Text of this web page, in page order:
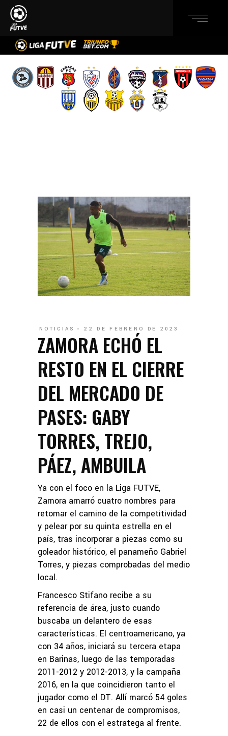
NOTICIAS 22 DE FEBRERO DE 2023
ZAMORA ECHÓ EL
RESTO EN EL CIERRE
DEL MERCADO DE
PASES: GABY
TORRES, TREJO,
PÁEZ, AMBUILA
Ya con el foco en la Liga FUTVE,
Zamora amarró cuatro nombres para
retomar el camino de la competitividad
y pelear por su quinta estrella en el
país, tras incorporar a piezas como su
goleador histórico, el panameño Gabriel
Torres, y piezas comprobadas del medio
local.
Francesco Stifano recibe a su
referencia de área, justo cuando
buscaba un delantero de esas
características. El centroamericano, ya
con 34 años, iniciará su tercera etapa
en Barinas, luego de las temporadas
2011-2012 y 2012-2013, y la campaña
2016, en la que coincidieron tanto el
jugador como el DT. Allí marcó 54 goles
en casi un centenar de compromisos,
22 de ellos con el estratega al frente.